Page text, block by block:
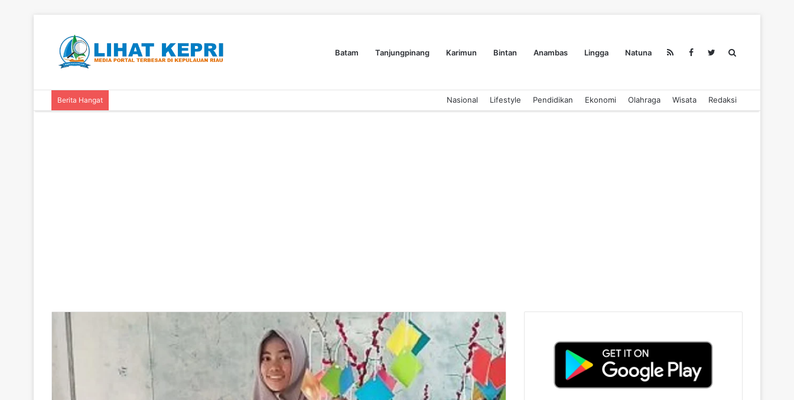
Batam Tanjungpinang Karimun Bintan Anambas Lingga Natuna
Berita Hangat Nasional Lifestyle Pendidikan Ekonomi Olahraga Wisata Redaksi